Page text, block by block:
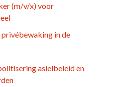
(m/v/x) voor
privébewaking in de
asielbeleid en